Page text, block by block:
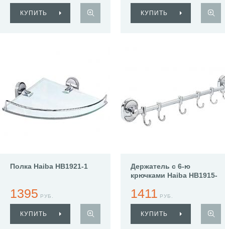
КУПИТЬ КУПИТЬ
Полка Haiba HB1921-1
1395 РУБ.
КУПИТЬ
Держатель с 6-ю
крючками Haiba HB1915-
1411 РУБ.
КУПИТЬ